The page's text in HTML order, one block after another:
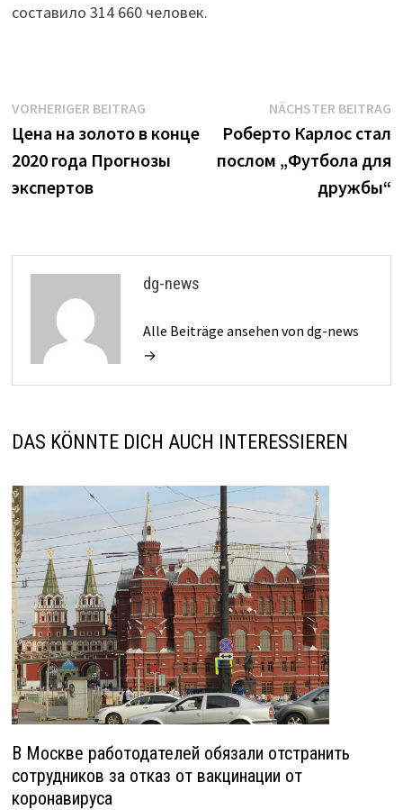
составило 314 660 человек.
Beitrags-
Navigation
VORHERIGER BEITRAGVorheriger
Beitrag:
Цена на золото в конце
2020 года Прогнозы
экспертов
NÄCHSTER BEITRAG
Роберто Карлос стал
послом „Футбола для
дружбы“
dg-news
Alle Beiträge ansehen von dg-news
→
DAS KÖNNTE DICH AUCH INTERESSIEREN
В Москве работодателей обязали отстранить
сотрудников за отказ от вакцинации от
коронавируса